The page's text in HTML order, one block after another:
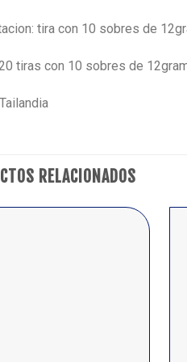
tira con 10 sobres de
tiras con 10 sobres de
RELACIONADOS